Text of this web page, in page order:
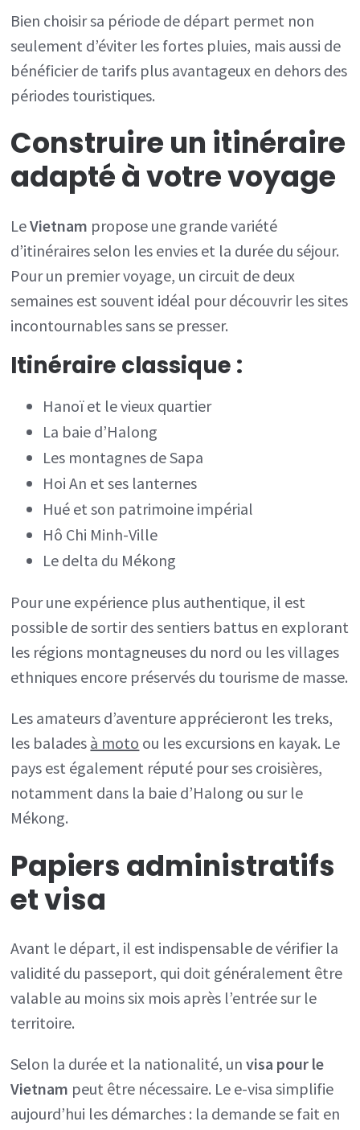
Bien choisir sa période de départ permet non
seulement d’éviter les fortes pluies, mais aussi de
bénéficier de tarifs plus avantageux en dehors des
périodes touristiques.
Construire un itinéraire
adapté à votre voyage
LeVietnam propose une grande variété
d’itinéraires selon les envies et la durée du séjour.
Pour un premier voyage, un circuit de deux
semaines est souvent idéal pour découvrir les sites
incontournables sans se presser.
Itinéraire classique :
Hanoï et le vieux quartier
La baie d’Halong
Les montagnes de Sapa
Hoi An et ses lanternes
Hué et son patrimoine impérial
Hô Chi Minh-Ville
Le delta du Mékong
Pour une expérience plus authentique, il est
possible de sortir des sentiers battus en explorant
les régions montagneuses du nord ou les villages
ethniques encore préservés du tourisme de masse.
Les amateurs d’aventure apprécieront les treks,
les balades à moto ou les excursions en kayak. Le
pays est également réputé pour ses croisières,
notamment dans la baie d’Halong ou sur le
Mékong.
Papiers administratifs
etvisa
Avant le départ, il est indispensable de vérifier la
validité du passeport, qui doit généralement être
valable au moins six mois après l’entrée sur le
territoire.
Selon la durée et la nationalité, unvisa pour le
Vietnam peut être nécessaire. Le e-visa simplifie
aujourd’hui les démarches : la demande se fait en